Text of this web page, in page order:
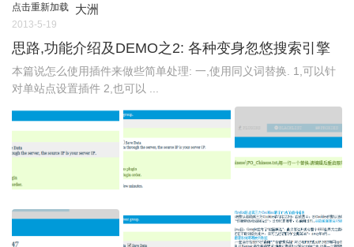
点击重新加载 大洲
2013-5-19
思路,功能介绍及DEMO之2: 各种变身忽悠搜索引擎
本篇说怎么使用插件来做些简单处理: 一,使用同义词替换. 1,可以针
对单站点设置插件 2,也可以 ...